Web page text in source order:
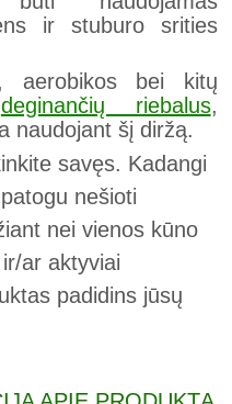
ir stuburo srities
aerobikos bei kitų
deginančių riebalus,
naudojant šį diržą.
savęs. Kadangi
nešioti
nei vienos kūno
ar aktyviai
padidins jūsų